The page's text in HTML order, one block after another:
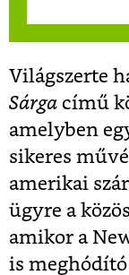
Világszerte
Sárga című
amelyben
sikeres
amerikai
ügyre a
amikor a
is